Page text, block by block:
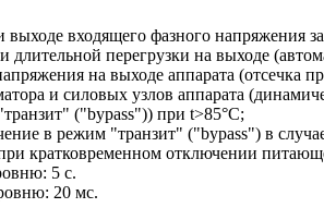
выходе входящего фазного
длительной перегрузки на выходе
на выходе аппарата (отсечка
и силовых узлов аппарата
("bypass")) при t>85°С;
в режим "транзит" ("bypass") в
кратковременном отключении
5 с.
20 мс.